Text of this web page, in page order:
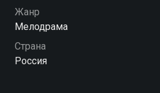
связь двух одиночеств.
Жанр
Мелодрама
Страна
Россия